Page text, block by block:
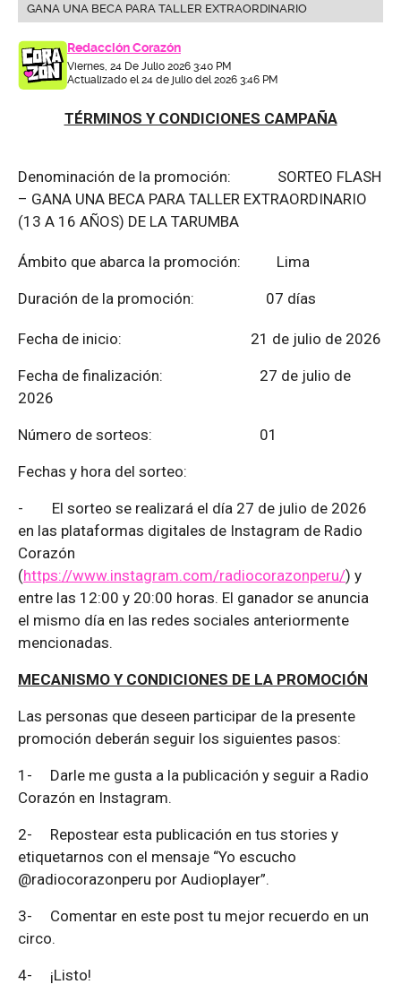
GANA UNA BECA PARA TALLER EXTRAORDINARIO
Redacción Corazón
Viernes, 24 De Julio 2026 3:40 PM
Actualizado el 24 de julio del 2026 3:46 PM
TÉRMINOS Y CONDICIONES CAMPAÑA
Denominación de la promoción: SORTEO FLASH
– GANA UNA BECA PARA TALLER EXTRAORDINARIO
(13 A 16 AÑOS) DE LA TARUMBA
Ámbito que abarca la promoción: Lima
Duración de la promoción: 07 días
Fecha de inicio: 21 de julio de 2026
Fecha de finalización:
27 de julio de
2026
Número de sorteos: 01
Fechas y hora del sorteo:
- El sorteo se realizará el día 27 de julio de 2026
en las plataformas digitales de Instagram de Radio
Corazón
(https://www.instagram.com/radiocorazonperu/) y
entre las 12:00 y 20:00 horas. El ganador se anuncia
el mismo día en las redes sociales anteriormente
mencionadas.
MECANISMO Y CONDICIONES DE LA PROMOCIÓN
Las personas que deseen participar de la presente
promoción deberán seguir los siguientes pasos:
1- Darle me gusta a la publicación y seguir a Radio
Corazón en Instagram.
2- Repostear esta publicación en tus stories y
etiquetarnos con el mensaje “Yo escucho
@radiocorazonperu por Audioplayer”.
3- Comentar en este post tu mejor recuerdo en un
circo.
4- ¡Listo!